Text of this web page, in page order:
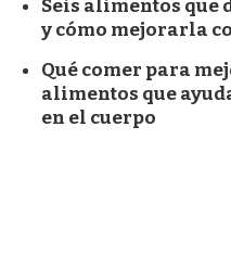
Seis alimentos que
y cómo mejorarla
Qué comer para
alimentos que
en el cuerpo